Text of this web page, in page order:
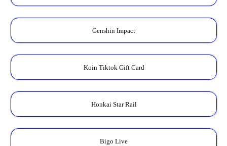
Genshin Impact
Koin Tiktok Gift Card
Honkai Star Rail
Bigo Live